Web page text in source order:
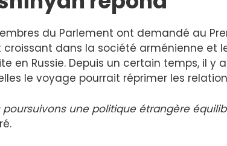
du Parlement ont demandé au
croissant dans la société arménienne et
en Russie. Depuis un certain temps, il y
le voyage pourrait réprimer les
poursuivons une politique étrangère